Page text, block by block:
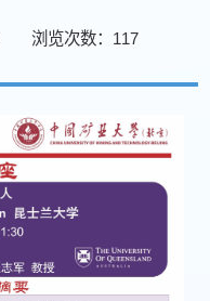
浏览次数： 117